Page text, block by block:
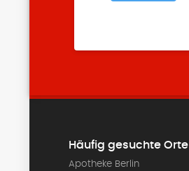
Häufig gesuchte Orte
Apotheke Berlin